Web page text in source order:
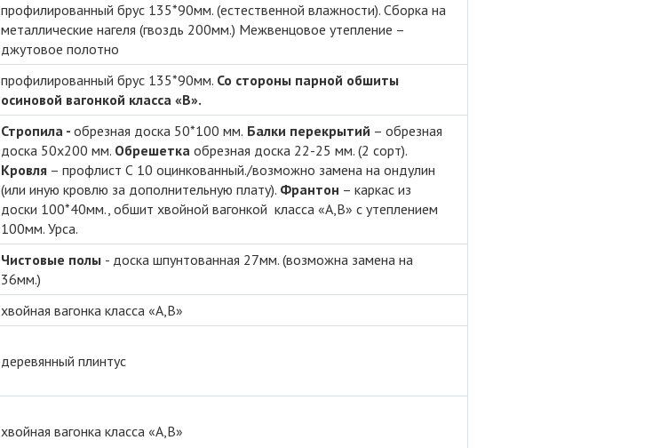
профилированный брус 135*90мм. (естественной влажности). Сборка на
металлические нагеля (гвоздь 200мм.) Межвенцовое утепление –
джутовое полотно
профилированный брус 135*90мм. Со стороны парной обшиты
осиновой вагонкой класса «В».
Стропила - обрезная доска 50*100 мм. Балки перекрытий – обрезная
доска 50х200 мм. Обрешетка обрезная доска 22-25 мм. (2 сорт).
Кровля – профлист С 10 оцинкованный./возможно замена на ондулин
(или иную кровлю за дополнительную плату). Франтон – каркас из
доски 100*40мм., обшит хвойной вагонкой класса «А,В» с утеплением
100мм. Урса.
Чистовые полы - доска шпунтованная 27мм. (возможна замена на
36мм.)
хвойная вагонка класса «А,В»
деревянный плинтус
хвойная вагонка класса «А,В»